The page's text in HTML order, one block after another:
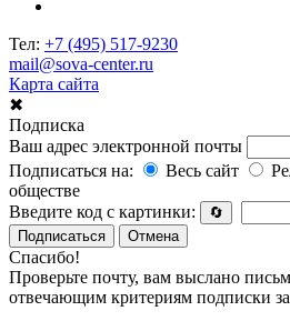
Тел: +7 (495) 517-9230
mail@sova-center.ru
Карта сайта
✖
Подписка
Ваш адрес электронной почты
Подписаться на:
Весь сайт
обществе
Введите код с картинки:
🔄
Подписаться
Отмена
Спасибо!
Проверьте почту, вам выслано
отвечающим критериям подписки за